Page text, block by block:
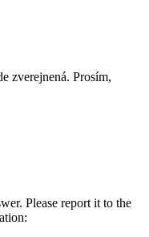
zverejnená. Prosím,
Please report it to the